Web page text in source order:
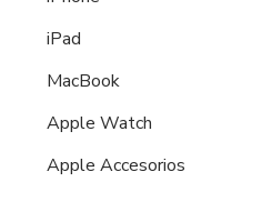
iPad
MacBook
Apple Watch
Apple Accesorios